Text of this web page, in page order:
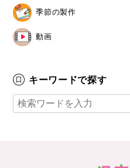
季節の製作
動画
キーワードで探す